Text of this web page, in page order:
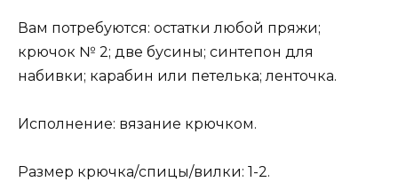
Вам потребуются: остатки любой пряжи;
крючок № 2; две бусины; синтепон для
набивки; карабин или петелька; ленточка.
Исполнение: вязание крючком.
Размер крючка/спицы/вилки: 1-2.